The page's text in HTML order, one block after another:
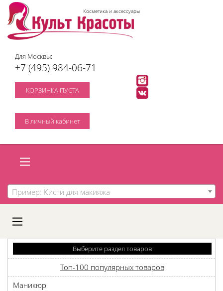
Косметика и аксессуары
Для Москвы:
+7 (495) 984-06-71
КОРЗИНКА ПУСТА
В личный кабинет
Пример: Кисти для макияжа
A
C
D
Выберите раздел товаров
Топ-100 популярных товаров
Маникюр